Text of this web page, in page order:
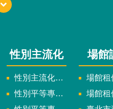
性別主流化
性別主流化實施計畫暨細部計畫
性別平等專案小組委員名單
場館
場館租
場館租